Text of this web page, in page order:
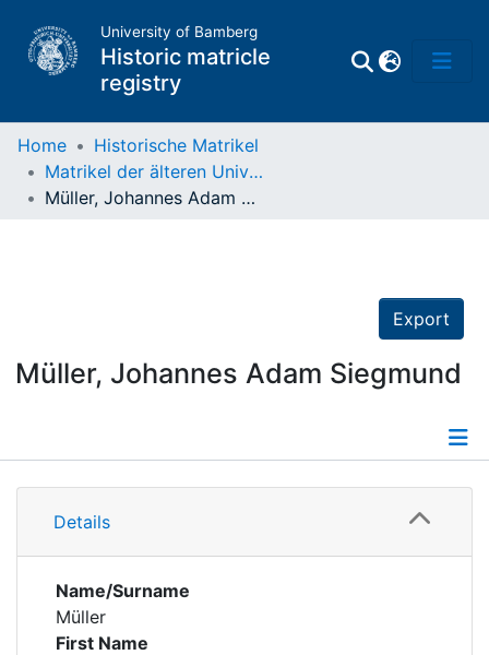
University of Bamberg
Historic matricle
registry
Matrikel
Home
Historische Matrikel
Matrikel der älteren Universität
Müller, Johannes Adam Siegmund
Export
Müller, Johannes Adam Siegmund
Details
Details
Name/Surname
Müller
First Name